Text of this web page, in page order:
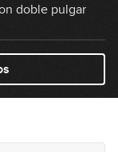
doble pulgar
en Em